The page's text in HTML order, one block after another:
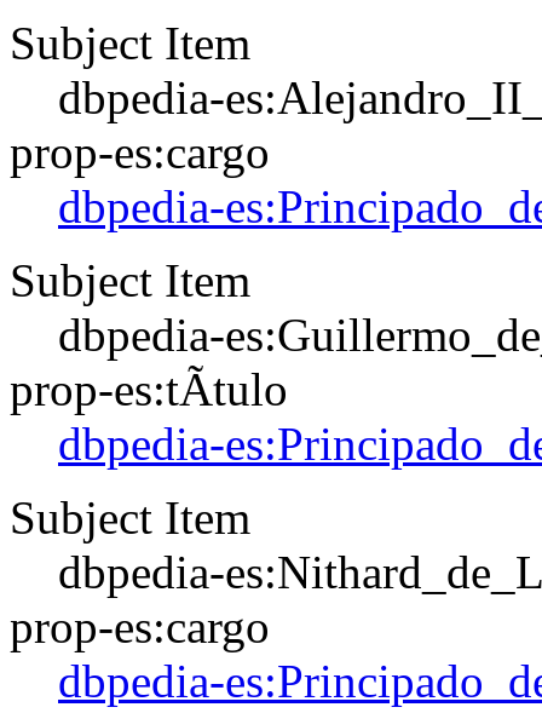
Subject Item
dbpedia-
prop-es:cargo
dbpedia-
Subject Item
dbpedia-
prop-es:tÃ­tulo
dbpedia-
Subject Item
dbpedia-
prop-es:cargo
dbpedia-